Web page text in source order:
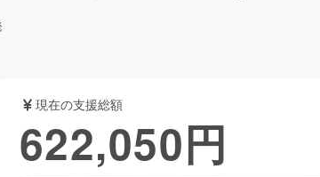
ーマンス
ファッション
現在の支援総額
622,050円